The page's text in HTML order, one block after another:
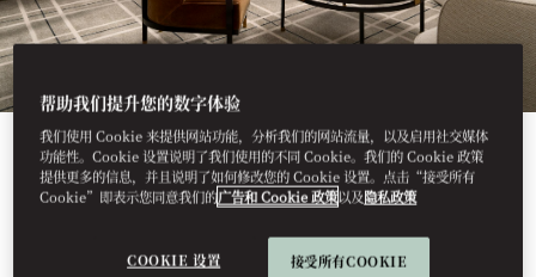
帮助我们提升您的数字体验
我们使用 Cookie 来提供网站功能，分析我们的网站流量，以及启用社交媒体
功能性。Cookie 设置说明了我们使用的不同 Cookie。我们的 Cookie 政策
提供更多的信息，并且说明了如何修改您的 Cookie 设置。点击“接受所有
Cookie”即表示您同意我们的广告和 Cookie 政策以及隐私政策
COOKIE 设置 接受所有COOKIE